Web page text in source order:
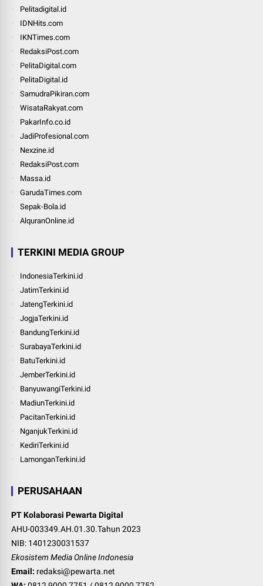
Pelitadigital.id
IDNHits.com
IKNTimes.com
RedaksiPost.com
PelitaDigital.com
PelitaDigital.id
SamudraPikiran.com
WisataRakyat.com
PakarInfo.co.id
JadiProfesional.com
Nexzine.id
RedaksiPost.com
Massa.id
GarudaTimes.com
Sepak-Bola.id
AlquranOnline.id
TERKINI MEDIA GROUP
IndonesiaTerkini.id
JatimTerkini.id
JatengTerkini.id
JogjaTerkini.id
BandungTerkini.id
SurabayaTerkini.id
BatuTerkini.id
JemberTerkini.id
BanyuwangiTerkini.id
MadiunTerkini.id
PacitanTerkini.id
NganjukTerkini.id
KediriTerkini.id
LamonganTerkini.id
PERUSAHAAN
PT Kolaborasi Pewarta Digital
AHU-003349.AH.01.30.Tahun 2023
NIB: 1401230031537
Ekosistem Media Online Indonesia
Email: redaksi@pewarta.net